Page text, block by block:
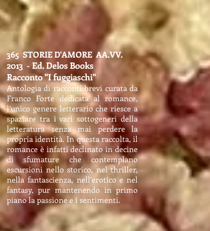
365 STORIE D'AMORE AA.VV.
2013 - Ed. Delos Books
Racconto "I fuggiaschi"
Antologia di racconti brevi curata da
Franco Forte dedicata al romance,
l’unico genere letterario che riesce a
spaziare tra i vari sottogeneri della
letteratura senza mai perdere la
propria identità. In questa raccolta, il
romance è infatti declinato in decine
di sfumature che contemplano
escursioni nello storico, nel thriller,
nella fantascienza, nell’erotico e nel
fantasy, pur mantenendo in primo
piano la passione e i sentimenti.